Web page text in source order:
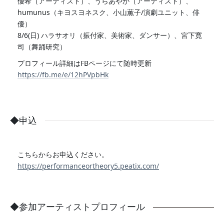
humunus（キヨスヨネスク、小山薫子/演劇ユニット、俳
優）
8/6(日) ハラサオリ（振付家、美術家、ダンサー）、宮下寛
司（舞踊研究）
プロフィール詳細はFBページにて随時更新
https://fb.me/e/12hPVpbHk
◆申込
こちらからお申込ください。
https://performanceortheory5.peatix.com/
◆参加アーティストプロフィール